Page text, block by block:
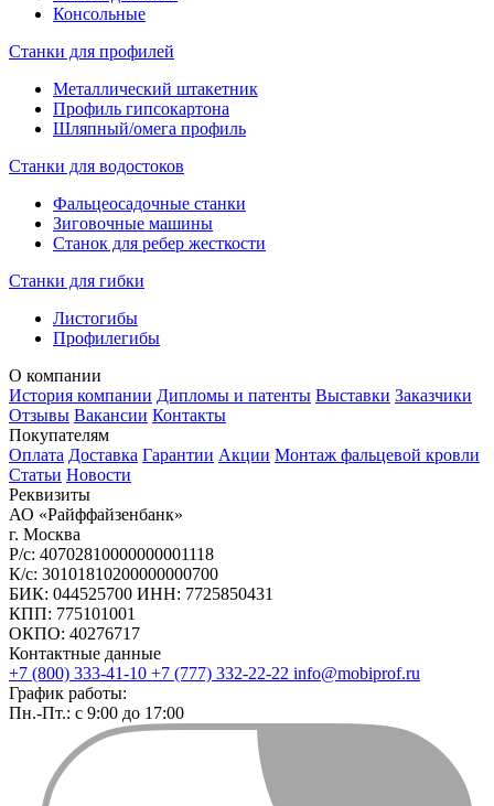
Консольные
Станки для профилей
Металлический штакетник
Профиль гипсокартона
Шляпный/омега профиль
Станки для водостоков
Фальцеосадочные станки
Зиговочные машины
Станок для ребер жесткости
Станки для гибки
Листогибы
Профилегибы
О компании
История компании Дипломы и патенты Выставки Заказчики
Отзывы Вакансии Контакты
Покупателям
Оплата Доставка Гарантии Акции Монтаж фальцевой кровли
Статьи Новости
Реквизиты
АО «Райффайзенбанк»
г. Москва
Р/с: 40702810000000001118
К/с: 30101810200000000700
БИК: 044525700 ИНН: 7725850431
КПП: 775101001
ОКПО: 40276717
Контактные данные
+7 (800) 333-41-10 +7 (777) 332-22-22 info@mobiprof.ru
График работы:
Пн.-Пт.: с 9:00 до 17:00